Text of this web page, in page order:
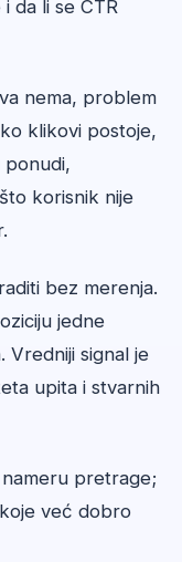
da li se CTR
nema, problem
klikovi postoje,
ponudi,
korisnik nije
bez merenja.
jedne
Vredniji signal je
upita i stvarnih
pretrage;
već dobro